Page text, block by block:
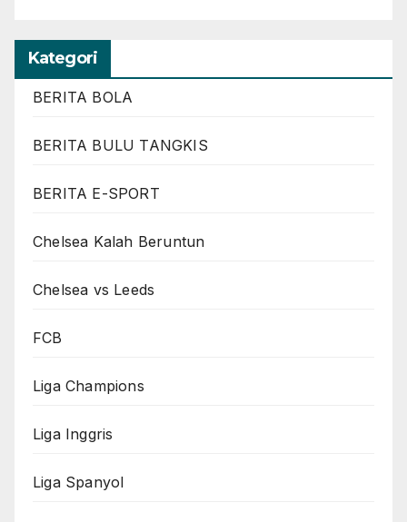
Kategori
BERITA BOLA
BERITA BULU TANGKIS
BERITA E-SPORT
Chelsea Kalah Beruntun
Chelsea vs Leeds
FCB
Liga Champions
Liga Inggris
Liga Spanyol